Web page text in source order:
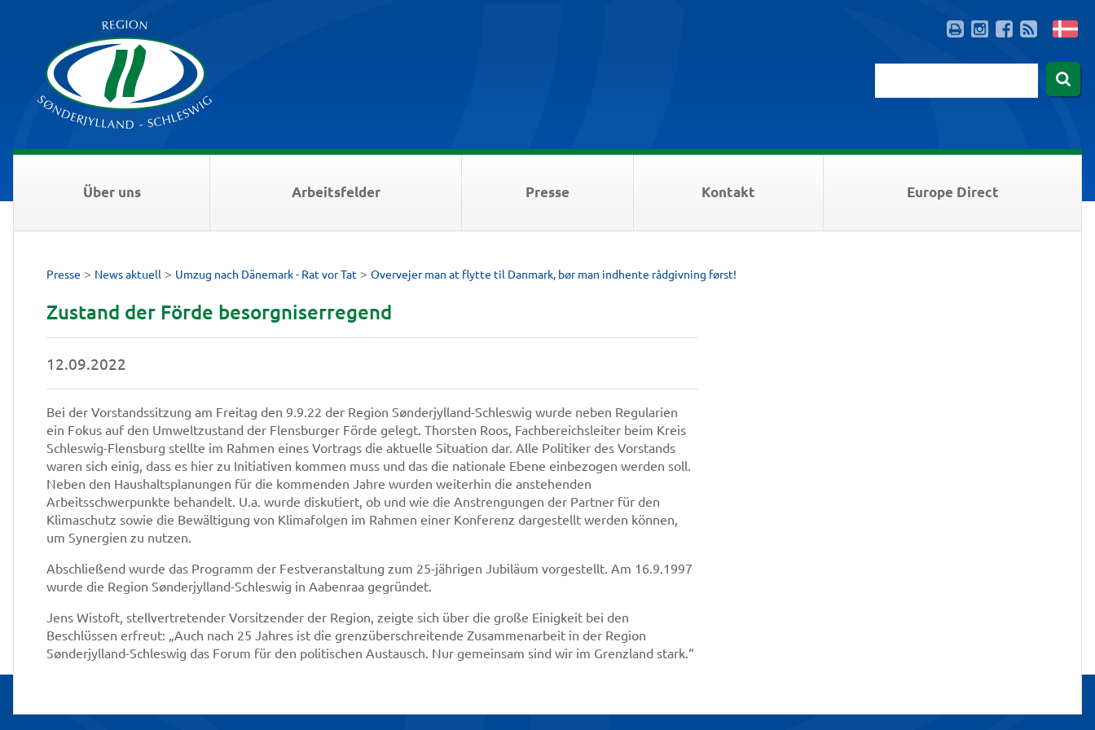
Über uns Arbeitsfelder Presse Kontakt Europe Direct
Presse > News aktuell > Umzug nach Dänemark - Rat vor Tat > Overvejer man at flytte til Danmark, bør man indhente rådgivning først!
Zustand der Förde besorgniserregend
12.09.2022
Bei der Vorstandssitzung am Freitag den 9.9.22 der Region Sønderjylland-Schleswig wurde neben Regularien
ein Fokus auf den Umweltzustand der Flensburger Förde gelegt. Thorsten Roos, Fachbereichsleiter beim Kreis
Schleswig-Flensburg stellte im Rahmen eines Vortrags die aktuelle Situation dar. Alle Politiker des Vorstands
waren sich einig, dass es hier zu Initiativen kommen muss und das die nationale Ebene einbezogen werden soll.
Neben den Haushaltsplanungen für die kommenden Jahre wurden weiterhin die anstehenden
Arbeitsschwerpunkte behandelt. U.a. wurde diskutiert, ob und wie die Anstrengungen der Partner für den
Klimaschutz sowie die Bewältigung von Klimafolgen im Rahmen einer Konferenz dargestellt werden können,
um Synergien zu nutzen.
Abschließend wurde das Programm der Festveranstaltung zum 25-jährigen Jubiläum vorgestellt. Am 16.9.1997
wurde die Region Sønderjylland-Schleswig in Aabenraa gegründet.
Jens Wistoft, stellvertretender Vorsitzender der Region, zeigte sich über die große Einigkeit bei den
Beschlüssen erfreut: „Auch nach 25 Jahres ist die grenzüberschreitende Zusammenarbeit in der Region
Sønderjylland-Schleswig das Forum für den politischen Austausch. Nur gemeinsam sind wir im Grenzland stark.“